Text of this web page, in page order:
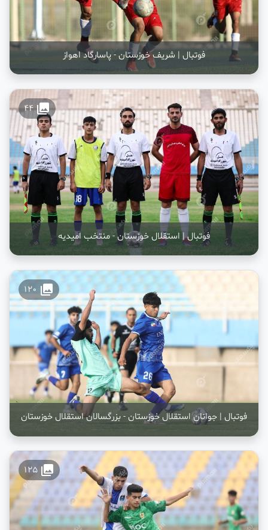
فوتبال | شریف خوزستان - پاسارگاد اهواز
فوتبال | استقلال خوزستان - منتخب امیدیه
collections
44
فوتبال | جوانان استقلال خوزستان - بزرگسالان استقلال خوزستان
collections
collections